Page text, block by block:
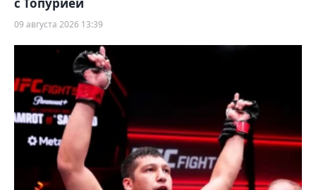
09 августа 2026 13:39